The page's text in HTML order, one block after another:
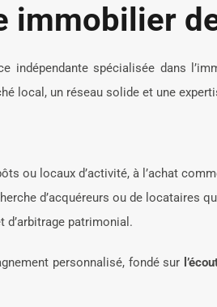
immobilier
indépendante spécialisée dans
local, un réseau solide et une
ou locaux d’activité, à l’achat
d’acquéreurs ou de locataires
d’arbitrage patrimonial.
personnalisé, fondé sur